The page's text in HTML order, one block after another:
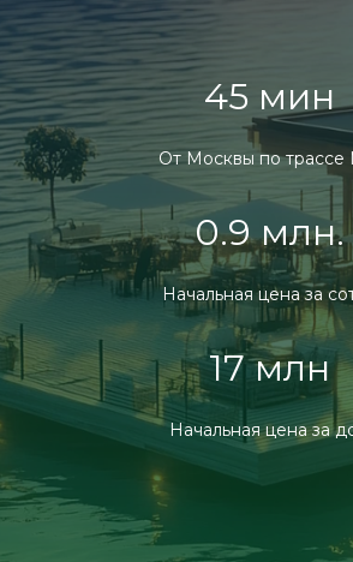
45 мин
От Москвы по трассе
0.9 млн.
Начальная цена за
17 млн
Начальная цена за